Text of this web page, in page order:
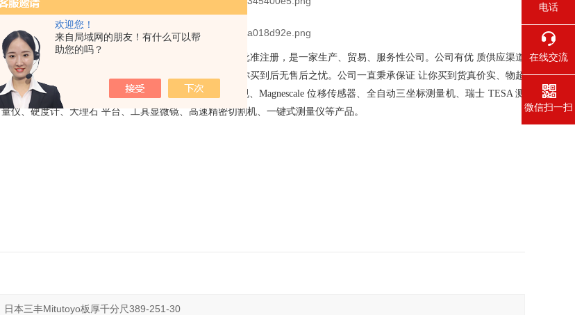
欢迎您！
来自局域网的朋友！有什么可以帮
助您的吗？
成立于
2018 年，经常州市经济技术新北 开发区工商局批准注册，是一家生产、贸易、服务性公司。公司有优 质供应渠道
经营的产品在市场中，具 有一定的价格优势。并且让你买到后无售后之忧。公司一直秉承保证 让你买到货真价实、物超
像测量机、万濠 影像测量仪、对刀仪、Magnescale 探规、Magnescale 位移传感器、全自动三坐标测量机、瑞士 TESA 测
仪、硬度计、大理石 平台、工具显微镜、高速精密切割机、一键式测量仪等产品。
电话
在线交流
微信扫一扫